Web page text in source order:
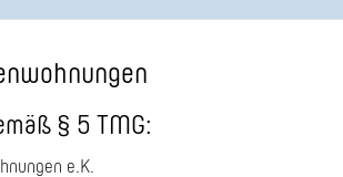
§ 5 TMG:
e.K.